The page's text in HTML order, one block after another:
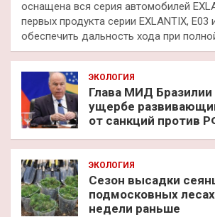
оснащена вся серия автомобилей
первых продукта серии EXLANTIX, E03
обеспечить дальность хода при
ЭКОЛОГИЯ
Глава МИД Бразилии
ущербе
от санкций против
ЭКОЛОГИЯ
Сезон высадки
подмосковных
недели раньше